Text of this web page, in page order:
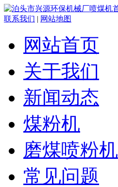
联系我们 | 网站地图
网站首页
关于我们
新闻动态
煤粉机
磨煤喷粉机
常见问题